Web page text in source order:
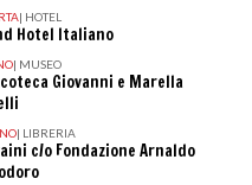
| HOTEL
Hotel Italiano
| MUSEO
Giovanni e Marella
| LIBRERIA
c/o Fondazione Arnaldo